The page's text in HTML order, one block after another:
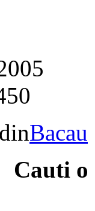
Bacau
Cauti o